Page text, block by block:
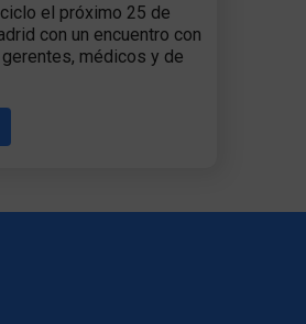
el próximo 25 de
con un encuentro con
médicos y de